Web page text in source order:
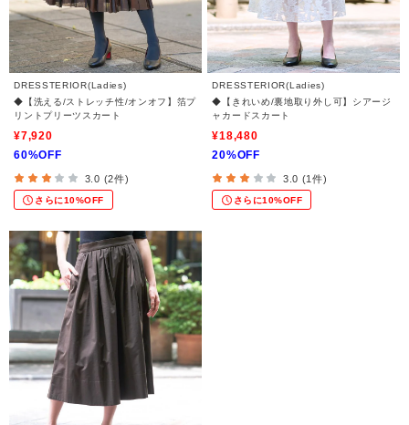
DRESSTERIOR(Ladies)
◆【洗える/ストレッチ性/オンオフ】箔プ
リントプリーツスカート
¥7,920
60%OFF
3.0 (2件)
さらに10%OFF
DRESSTERIOR(Ladies)
◆【きれいめ/裏地取り外し可】シアージ
ャカードスカート
¥18,480
20%OFF
3.0 (1件)
さらに10%OFF